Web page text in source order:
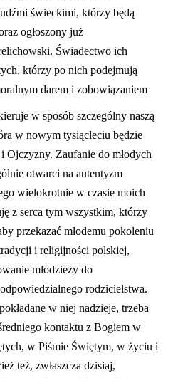
świeckimi, którzy będą
ogłoszony już
Świadectwo ich
którzy po nich podejmują
darem i zobowiązaniem
w sposób szczególny naszą
w nowym tysiącleciu będzie
Ojczyzny. Zaufanie do młodych
otwarci na autentyzm
wielokrotnie w czasie moich
z serca tym wszystkim, którzy
przekazać młodemu pokoleniu
i religijności polskiej,
młodzieży do
rodzicielstwa.
w niej nadzieje, trzeba
kontaktu z Bogiem w
w Piśmie Świętym, w życiu i
też, zwłaszcza dzisiaj,